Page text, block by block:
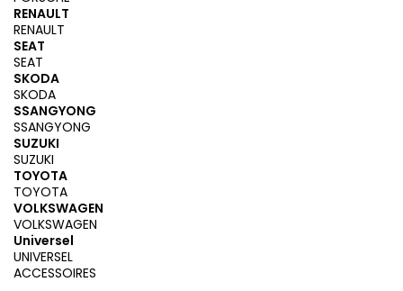
RENAULT
RENAULT
SEAT
SEAT
SKODA
SKODA
SSANGYONG
SSANGYONG
SUZUKI
SUZUKI
TOYOTA
TOYOTA
VOLKSWAGEN
VOLKSWAGEN
Universel
UNIVERSEL
ACCESSOIRES